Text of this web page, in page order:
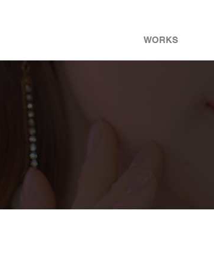
WORKS